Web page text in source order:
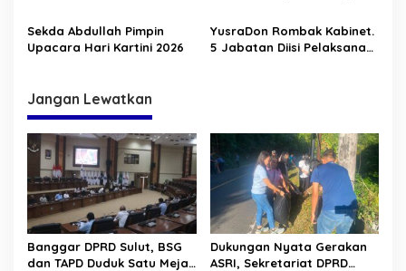
Sekda Abdullah Pimpin
Upacara Hari Kartini 2026
YusraDon Rombak Kabinet.
5 Jabatan Diisi Pelaksana
Jangan Lewatkan
Banggar DPRD Sulut, BSG
dan TAPD Duduk Satu Meja.
Dukungan Nyata Gerakan
ASRI, Sekretariat DPRD